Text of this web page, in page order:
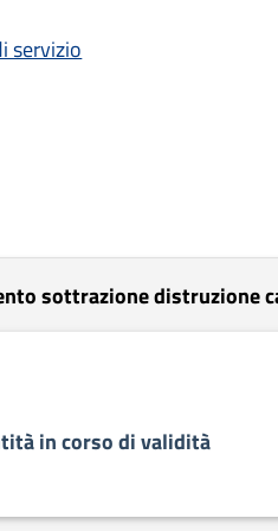
servizio
sottrazione distruzione
in corso di validità